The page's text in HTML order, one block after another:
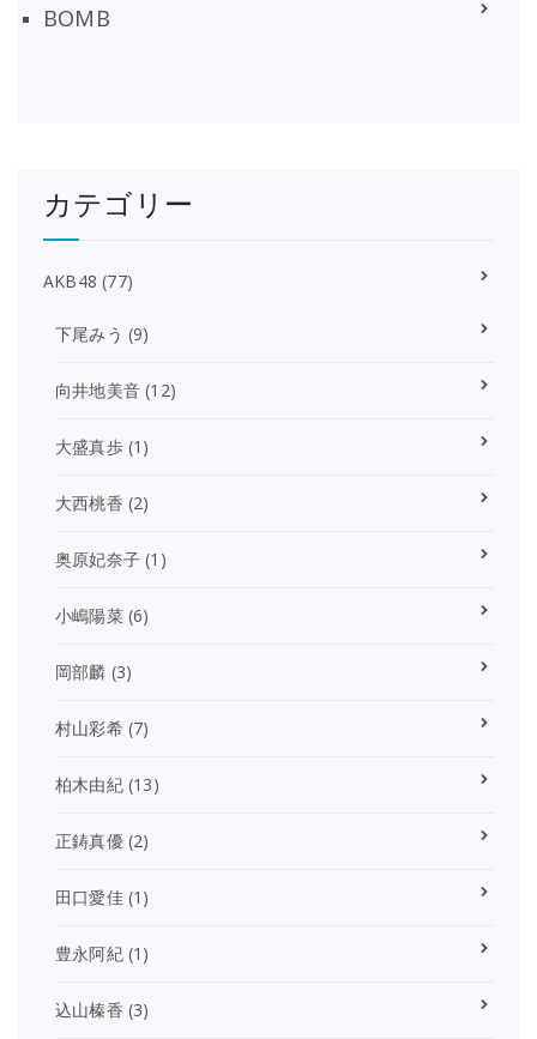
BOMB
カテゴリー
AKB48 (77)
下尾みう (9)
向井地美音 (12)
大盛真歩(1)
大西桃香 (2)
奥原妃奈子 (1)
小嶋陽菜(6)
岡部麟 (3)
村山彩希(7)
柏木由紀(13)
正鋳真優(2)
田口愛佳(1)
豊永阿紀(1)
込山榛香 (3)